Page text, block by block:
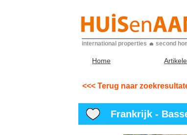
international properties second
Home
<<< Terug naar
Frankrijk -